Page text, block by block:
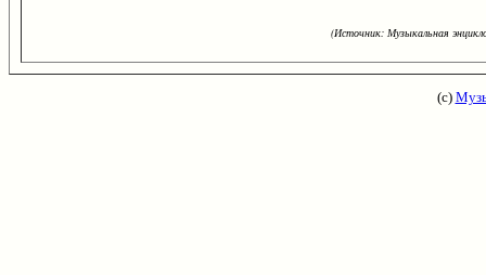
(Источник: Музыкальная
(с)